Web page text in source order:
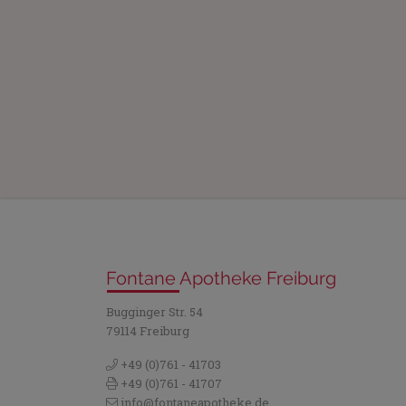
Fontane Apotheke Freiburg
Bugginger Str. 54
79114 Freiburg
+49 (0)761 - 41703
+49 (0)761 - 41707
info@fontaneapotheke.de